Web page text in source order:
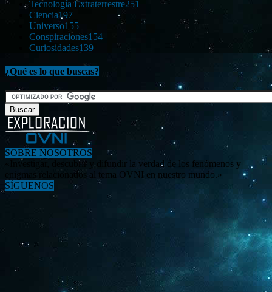
Tecnología Extraterrestre251
Ciencia197
Universo155
Conspiraciones154
Curiosidades139
¿Qué es lo que buscas?
SOBRE NOSOTROS
«Investigar, descubrir y difundir la verdad de los fenómenos y
enigmas relacionados al tema OVNI en nuestro mundo.»
SÍGUENOS